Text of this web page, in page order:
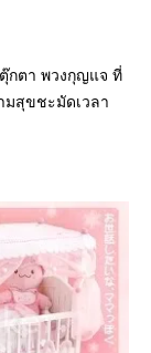
กตา พวงกุญแจ ที่
มสุขชะมัดเวลา